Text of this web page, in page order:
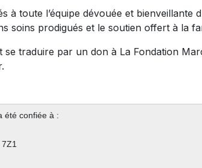
à toute l’équipe dévouée et bienveillante
soins prodigués et le soutien offert à la
se traduire par un don à La Fondation
été confiée à :
7Z1